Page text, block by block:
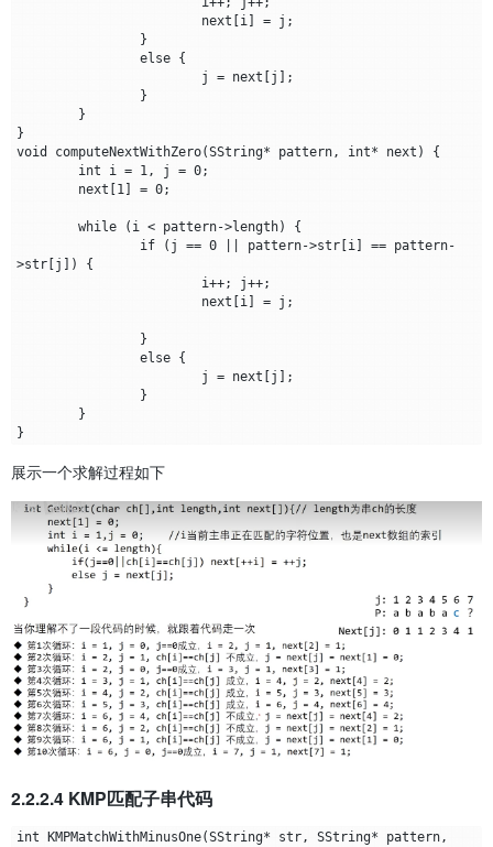
}
void computeNextWithZero(SString* pattern, int* next) {
>str[j]) {
展示一个求解过程如下
2.2.2.4 KMP匹配子串代码
int KMPMatchWithMinusOne(SString* str, SString* pattern,